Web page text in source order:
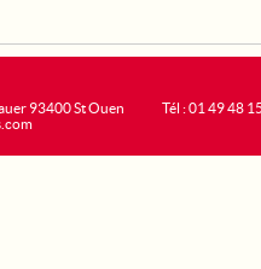
93400 St Ouen
Tél : 01 49 48